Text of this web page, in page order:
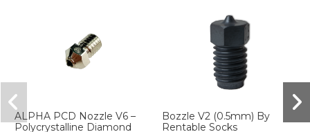
ALPHA PCD Nozzle V6 –
Polycrystalline Diamond
Bozzle V2 (0.5mm) By
Rentable Socks